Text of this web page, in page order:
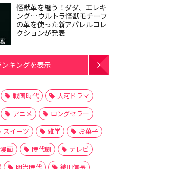
怪獣革を纏う！ダダ、エレキ
ング…ウルトラ怪獣モチーフ
の革を使った新アパレルコレ
クションが発表
ンキングを表示
戦国時代
大河ドラマ
アニメ
ロングセラー
スイーツ 雑学
お菓子
漫画 時代劇
テレビ
明治時代
織田信長